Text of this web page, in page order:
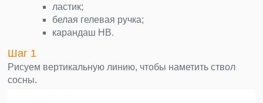
ластик;
белая гелевая ручка;
карандаш НВ.
Шаг 1
Рисуем вертикальную линию, чтобы наметить ствол
сосны.